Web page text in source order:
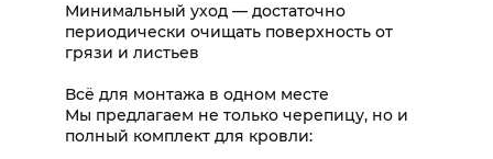
Минимальный уход — достаточно
периодически очищать поверхность от
грязи и листьев
Всё для монтажа в одном месте
Мы предлагаем не только черепицу, но и
полный комплект для кровли: